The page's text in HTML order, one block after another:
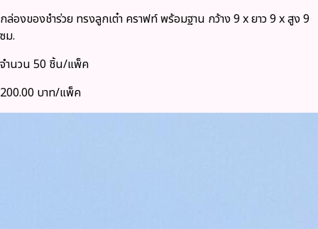
กล่องของชำร่วย ทรงลูกเต๋า คราฟท์ พร้อมฐาน กว้าง 9 x ยาว 9 x สูง 9
ซม.
จำนวน 50 ชิ้น/แพ็ค
200.00 บาท/แพ็ค